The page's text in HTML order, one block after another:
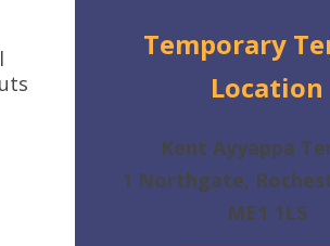
Temporary
Location
Kent Ayyappa
1 Northgate,
ME1 1LS